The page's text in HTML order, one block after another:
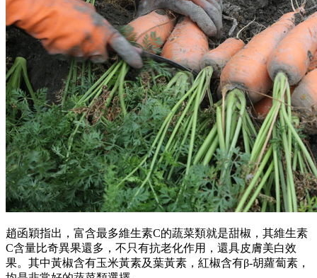
趙函穎指出，富含最多維生素C的蔬菜類就是甜椒，其維生素
C含量比奇異果還多，不只有抗老化作用，還具皮膚美白效
果。其中黃椒含有玉米黃素及葉黃素，紅椒含有β-胡蘿蔔素，